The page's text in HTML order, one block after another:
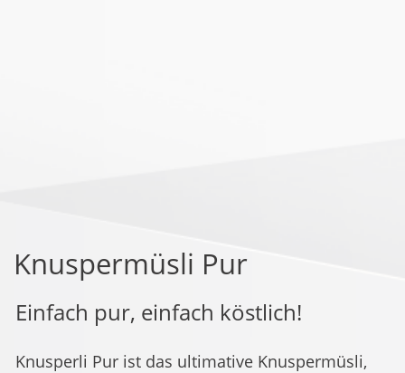
Knuspermüsli Pur
Einfach pur, einfach köstlich!
Knusperli Pur ist das ultimative Knuspermüsli,